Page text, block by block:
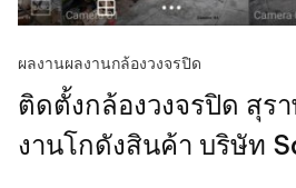
ผลงานผลงานกล้องวงจรปิด
ติดตั้งกล้องวงจรปิด สุร
งานโกดังสินค้า บริษัท